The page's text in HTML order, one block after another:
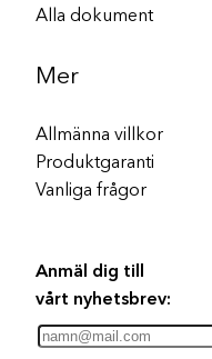
Alla dokument
Mer
Allmänna villkor
Produktgaranti
Vanliga frågor
Anmäl dig till
vårt nyhetsbrev: